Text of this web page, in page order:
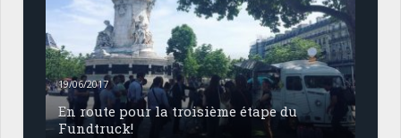
19/06/2017
En route pour la troisième étape du
Fundtruck!